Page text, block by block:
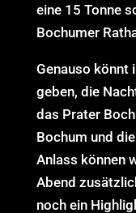
eine 15 Tonne
Bochumer
Genauso könnt
geben, die
das Prater
Bochum und
Anlass können
Abend
noch ein